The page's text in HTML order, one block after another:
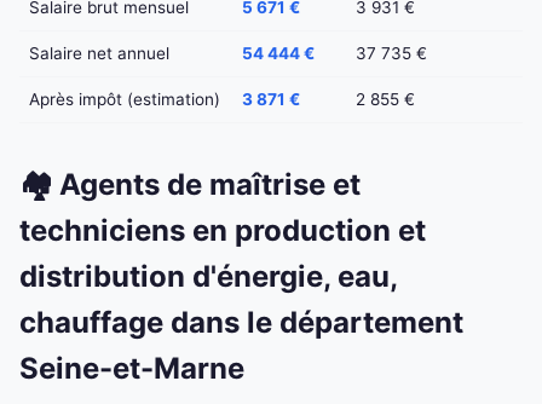
Salaire brut mensuel 5 671 € 3 931 €
Salaire net annuel 54 444 € 37 735 €
Après impôt (estimation) 3 871 € 2 855 €
🏘️ Agents de maîtrise et
techniciens en production et
distribution d'énergie, eau,
chauffage dans le département
Seine-et-Marne